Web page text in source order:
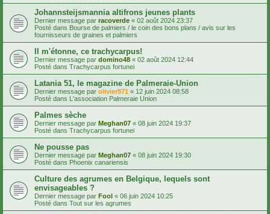
Johannsteijsmannia altifrons jeunes plants
Dernier message par racoverde « 02 août 2024 23:37
Posté dans Bourse de palmiers / le coin des bons plans / avis sur les
fournisseurs de graines et palmiers
Il m'étonne, ce trachycarpus!
Dernier message par domino48 « 02 août 2024 12:44
Posté dans Trachycarpus fortunei
Latania 51, le magazine de Palmeraie-Union
Dernier message par olivier971 « 12 juin 2024 08:58
Posté dans L'association Palmeraie Union
Palmes sèche
Dernier message par Meghan07 « 08 juin 2024 19:37
Posté dans Trachycarpus fortunei
Ne pousse pas
Dernier message par Meghan07 « 08 juin 2024 19:30
Posté dans Phoenix canariensis
Culture des agrumes en Belgique, lequels sont
envisageables ?
Dernier message par Fool « 06 juin 2024 10:25
Posté dans Tout sur les agrumes